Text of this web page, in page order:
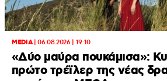
MEDIA|06.08.2026 | 19:10
«Δύο μαύρα πουκάμισα»:
πρώτο τρέϊλερ της νέας